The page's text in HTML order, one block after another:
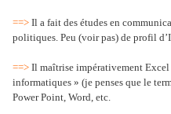
==> Il a fait des études en
politiques. Peu (voir pas) de profil
==> Il maîtrise impérativement
informatiques » (je penses que le
Power Point, Word, etc.